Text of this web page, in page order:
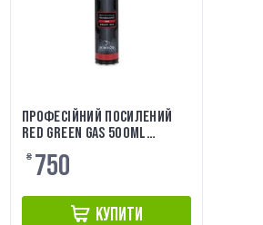
ПРОФЕСІЙНИЙ ПОСИЛЕНИЙ
RED GREEN GAS 500ML
NIMROD
₴ 750
КУПИТИ